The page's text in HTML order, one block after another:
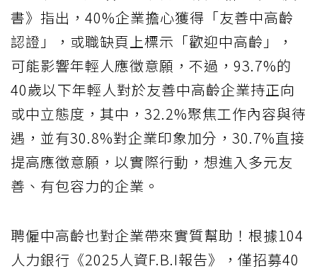
書》指出，40%企業擔心獲得「友善中高齡
認證」，或職缺頁上標示「歡迎中高齡」，
可能影響年輕人應徵意願，不過，93.7%的
40歲以下年輕人對於友善中高齡企業持正向
或中立態度，其中，32.2%聚焦工作內容與待
遇，並有30.8%對企業印象加分，30.7%直接
提高應徵意願，以實際行動，想進入多元友
善、有包容力的企業。
聘僱中高齡也對企業帶來實質幫助！根據104
人力銀行《2025人資F.B.I報告》，僅招募40